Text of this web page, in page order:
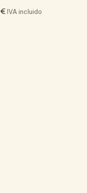
€ IVA incluido